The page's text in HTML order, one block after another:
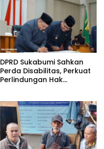
DPRD Sukabumi Sahkan
Perda Disabilitas, Perkuat
Perlindungan Hak